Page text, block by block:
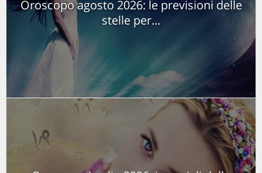
Oroscopo agosto 2026: le previsioni delle
stelle per...